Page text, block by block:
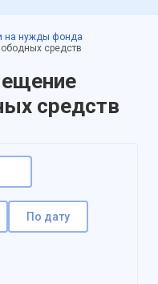
на нужды фонда
средств
средств